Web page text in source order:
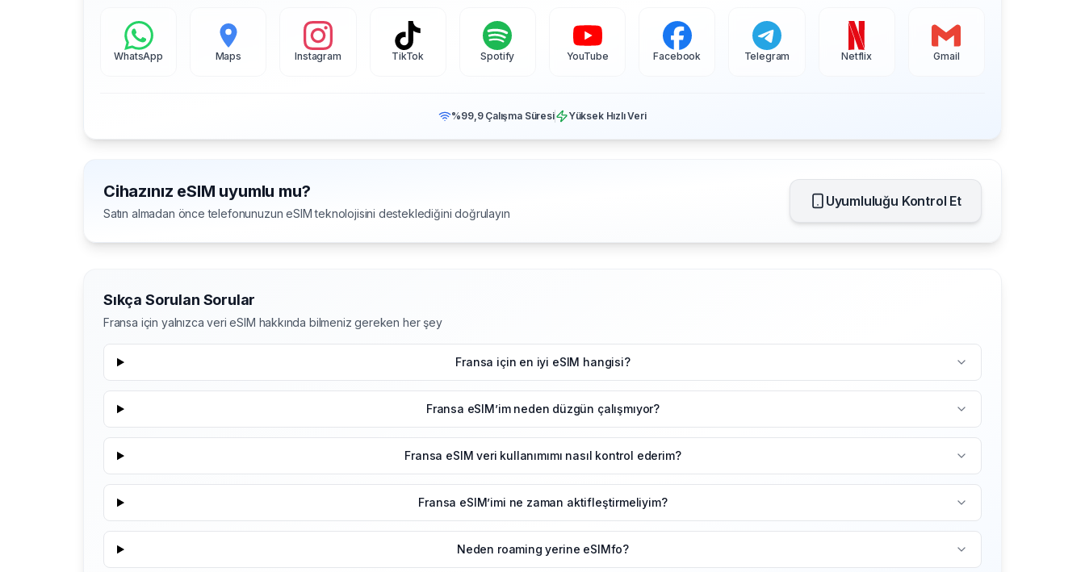
WhatsApp Maps Instagram TikTok Spotify YouTube Facebook Telegram Netflix Gmail
%99,9 Çalışma Süresi Yüksek Hızlı Veri
Cihazınız eSIM uyumlu mu?
Satın almadan önce telefonunuzun eSIM teknolojisini desteklediğini doğrulayın
Uyumluluğu Kontrol Et
Sıkça Sorulan Sorular
Fransa için yalnızca veri eSIM hakkında bilmeniz gereken her şey
Fransa için en iyi eSIM hangisi?
Fransa eSIM’im neden düzgün çalışmıyor?
Fransa eSIM veri kullanımımı nasıl kontrol ederim?
Fransa eSIM’imi ne zaman aktifleştirmeliyim?
Neden roaming yerine eSIMfo?